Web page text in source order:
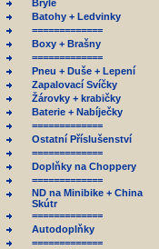
Brýle
Batohy + Ledvinky
=============
Boxy + Brašny
=============
Pneu + Duše + Lepení
Zapalovací Svíčky
Žárovky + krabičky
Baterie + Nabíječky
=============
Ostatní Příslušenství
=============
Doplňky na Choppery
=============
ND na Minibike + China
Skútr
=============
Autodoplňky
=============